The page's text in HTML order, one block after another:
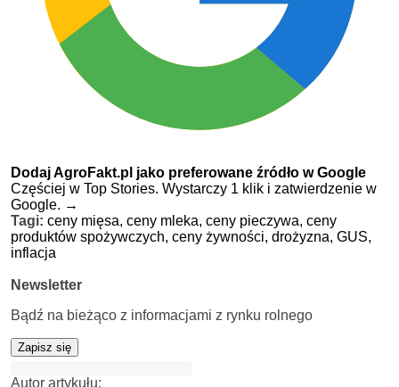
Dodaj AgroFakt.pl jako preferowane źródło w Google
Częściej w Top Stories. Wystarczy 1 klik i zatwierdzenie w
Google. →
Tagi: ceny mięsa, ceny mleka, ceny pieczywa, ceny
produktów spożywczych, ceny żywności, drożyzna, GUS,
inflacja
Newsletter
Bądź na bieżąco z informacjami z rynku rolnego
Zapisz się
Autor artykułu: